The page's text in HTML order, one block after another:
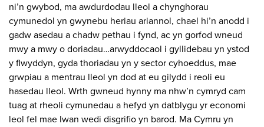
ni’n gwybod, ma awdurdodau lleol a chynghorau
cymunedol yn gwynebu heriau ariannol, chael hi’n anodd i
gadw asedau a chadw pethau i fynd, ac yn gorfod wneud
mwy a mwy o doriadau…arwyddocaol i gyllidebau yn ystod
y flwyddyn, gyda thoriadau yn y sector cyhoeddus, mae
grwpiau a mentrau lleol yn dod at eu gilydd i reoli eu
hasedau lleol. Wrth gwneud hynny ma nhw’n cymryd cam
tuag at rheoli cymunedau a hefyd yn datblygu yr economi
leol fel mae Iwan wedi disgrifio yn barod. Ma Cymru yn